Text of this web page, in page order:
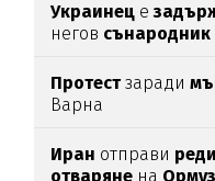
Украинец е
негов сънародник
Протестзаради
Варна
Иран отправи
отваряне на